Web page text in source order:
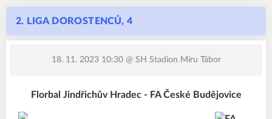
2. LIGA DOROSTENCŮ, 4
18. 11. 2023 10:30@ SH Stadion Míru Tábor
Florbal Jindřichův Hradec - FA České Budějovice